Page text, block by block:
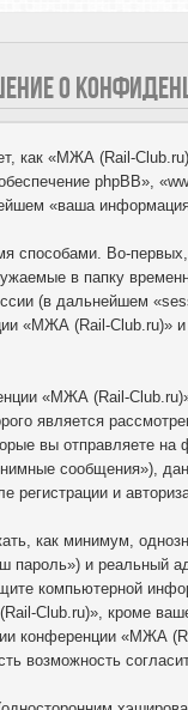
О
как «МЖА (Rail-
phpBB»,
«ваша
способами. Во-
в папку
(в дальнейшем
«МЖА (Rail-Club.ru)»
«МЖА (Rail-
является
вы отправляете
сообщения»),
регистрации и
как минимум,
пароль») и
компьютерной
Club.ru)», кроме
конференции «МЖА
возможность